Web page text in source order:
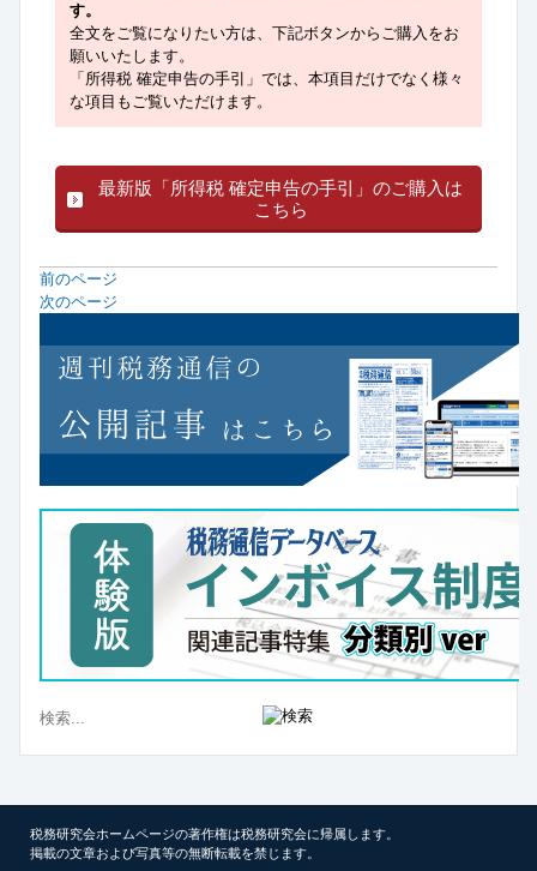
す。
全文をご覧になりたい方は、下記ボタンからご購入をお
願いいたします。
「所得税 確定申告の手引」では、本項目だけでなく様々
な項目もご覧いただけます。
最新版「所得税 確定申告の手引」のご購入は
こちら
前のページ
次のページ
税務研究会ホームページの著作権は税務研究会に帰属します。
掲載の文章および写真等の無断転載を禁じます。